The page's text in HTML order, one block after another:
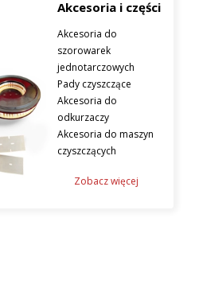
Akcesoria i części
Akcesoria do
szorowarek
jednotarczowych
Pady czyszczące
Akcesoria do
odkurzaczy
Akcesoria do maszyn
czyszczących
Zobacz więcej